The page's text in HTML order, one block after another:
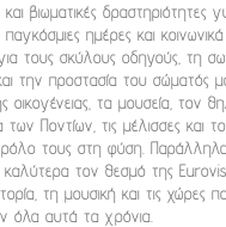
και βιωματικές δραστηριότητες
παγκόσμιες ημέρες και
τους σκύλους οδηγούς, τη
την προστασία του σώματός
οικογένειας, τα μουσεία, τον
των Ποντίων, τις μέλισσες και
ρόλο τους στη φύση.
καλύτερα τον θεσμό της
τη μουσική και τις χώρες
όλα αυτά τα χρόνια.